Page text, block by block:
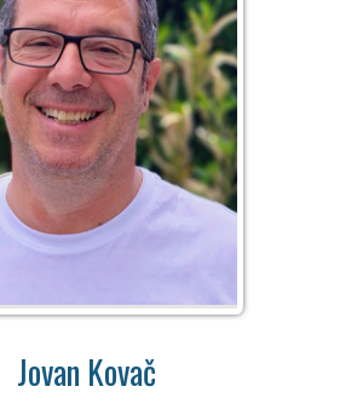
Jovan Kovač